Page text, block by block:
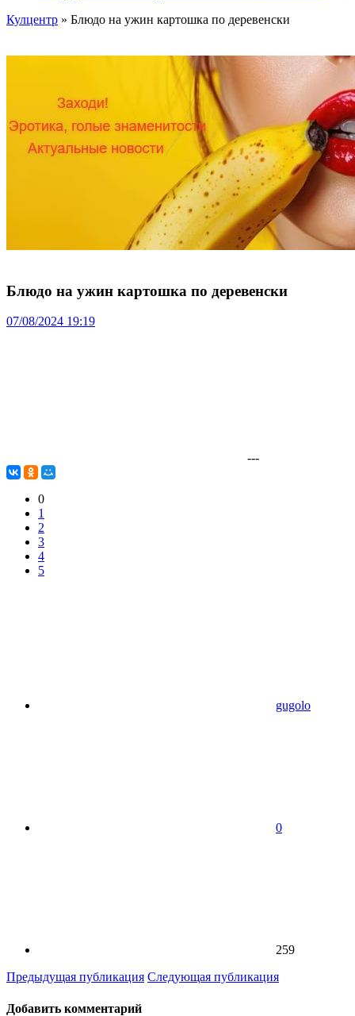
Кулцентр » Блюдо на ужин картошка по деревенски
Блюдо на ужин картошка по деревенски
07/08/2024 19:19
---
0
1
2
3
4
5
gugolo
0
259
Предыдущая публикация Следующая публикация
Добавить комментарий